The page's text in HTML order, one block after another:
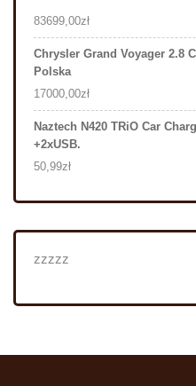
83699,00zł
Chrysler Grand Voyager 2.8
Polska
17000,00zł
Naztech N420 TRiO Car
+2xUSB.
50,99zł
zzzzz